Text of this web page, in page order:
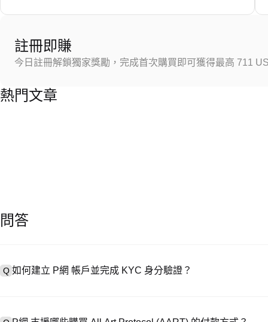
註冊即賺
今日註冊解鎖獨家獎勵，完成首次購買即可獲得最高 711
熱門文章
問答
Q 如何建立 P網 帳戶並完成 KYC 身分驗證？